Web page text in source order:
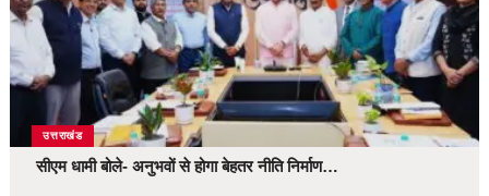
उत्तराखंड
सीएम धामी बोले- अनुभवों से होगा बेहतर नीति निर्माण…